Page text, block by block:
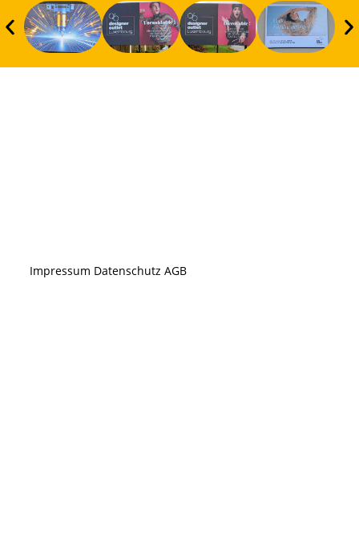
Impressum Datenschutz AGB